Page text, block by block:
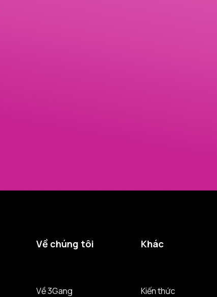
Về chúng tôi
Về 3Gang
Khác
Kiến thức